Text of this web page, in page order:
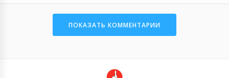
ПОКАЗАТЬ КОММЕНТАРИИ